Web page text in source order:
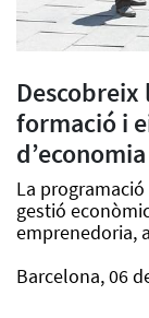
Descobreix
formació i
La
gestió
emprenedoria,
Barcelona, 06